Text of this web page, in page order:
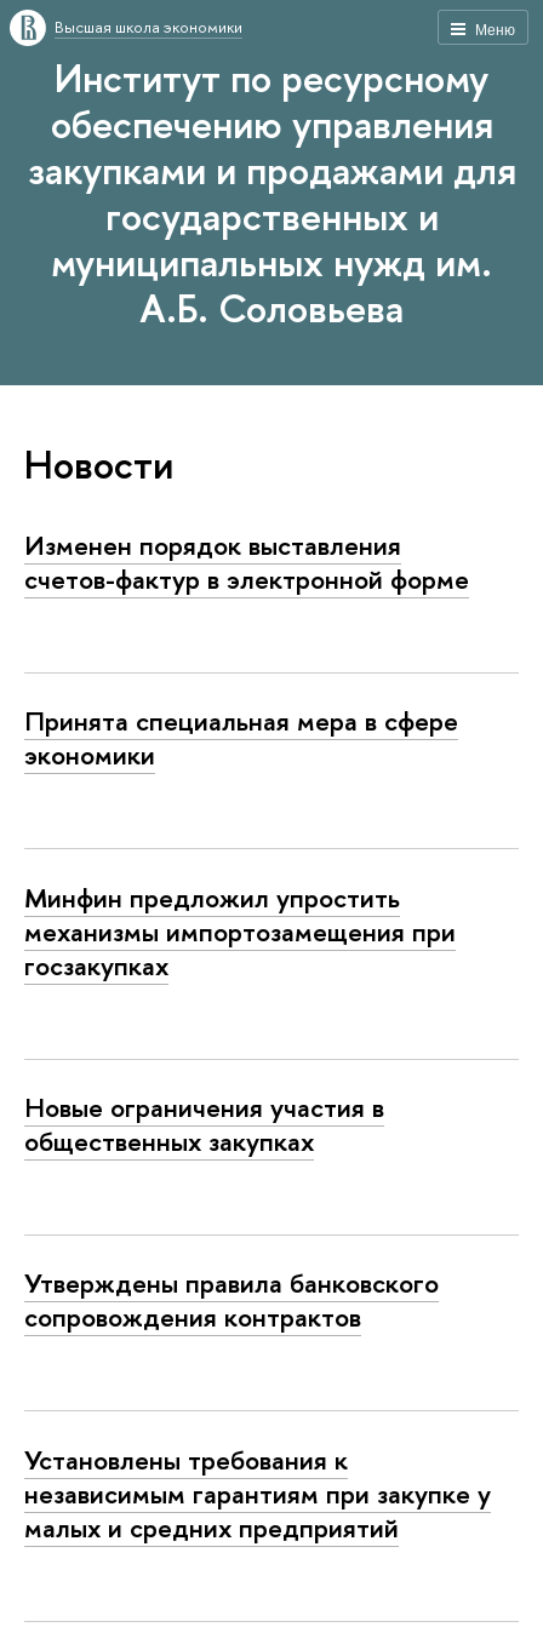
Меню
Высшая школа экономики
Институт по ресурсному
обеспечению управления
закупками и продажами для
государственных и
муниципальных нужд им.
А.Б. Соловьева
Новости
Изменен порядок выставления
счетов-фактур в электронной форме
Принята специальная мера в сфере
экономики
Минфин предложил упростить
механизмы импортозамещения при
госзакупках
Новые ограничения участия в
общественных закупках
Утверждены правила банковского
сопровождения контрактов
Установлены требования к
независимым гарантиям при закупке у
малых и средних предприятий